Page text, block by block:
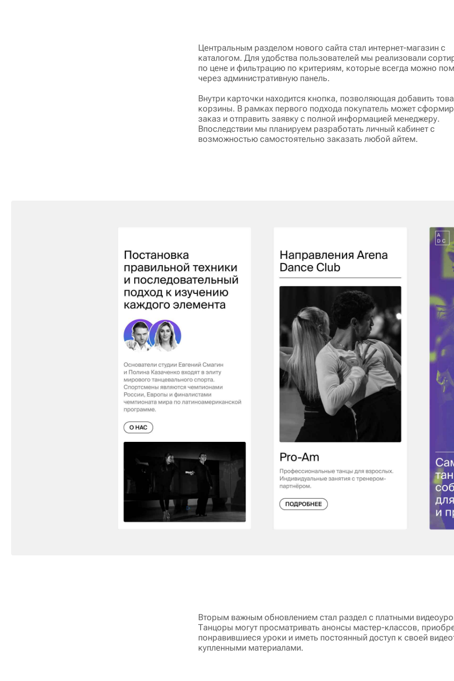
Центральным разделом нового сайта стал интернет-магазин с
каталогом. Для удобства пользователей мы реализовали
по цене и фильтрацию по критериям, которые всегда можно
через административную панель.
Внутри карточки находится кнопка, позволяющая добавить
корзины. В рамках первого подхода покупатель может
заказ и отправить заявку с полной информацией менеджеру.
Впоследствии мы планируем разработать личный кабинет с
возможностью самостоятельно заказать любой айтем.
Вторым важным обновлением стал раздел с платными
Танцоры могут просматривать анонсы мастер-классов,
понравившиеся уроки и иметь постоянный доступ к своей
купленными материалами.